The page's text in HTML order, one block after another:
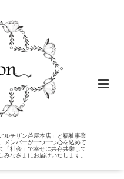
ルチザン芦屋本店」と福祉事業
メンバーが一つ一つ心を込めて
「社会」で幸せに共存共栄して
なさまにお届けいたします。